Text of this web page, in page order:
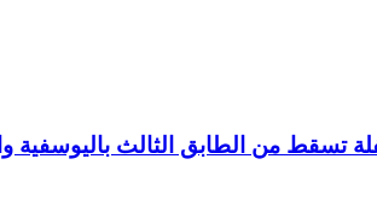
تسقط من الطابق الثالث